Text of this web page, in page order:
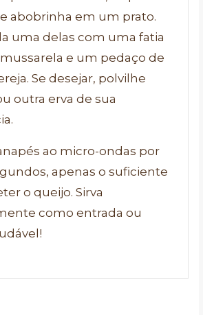
abobrinha em um prato.
uma delas com uma fatia
e um pedaço de
Se desejar, polvilhe
outra erva de sua
ao micro-ondas por
apenas o suficiente
o queijo. Sirva
como entrada ou